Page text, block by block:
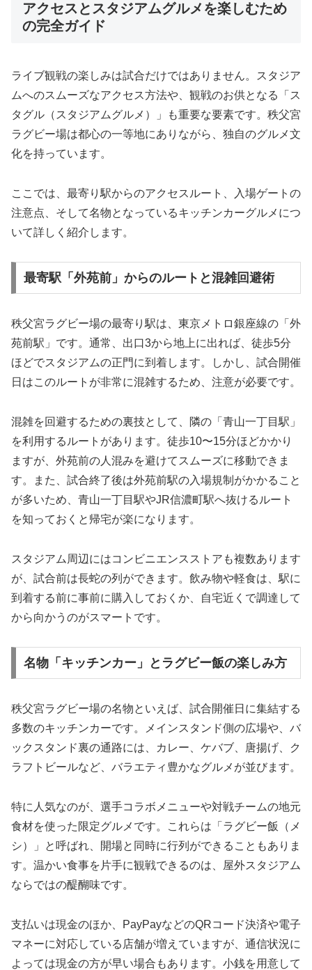
アクセスとスタジアムグルメを楽しむため
の完全ガイド
ライブ観戦の楽しみは試合だけではありません。スタジア
ムへのスムーズなアクセス方法や、観戦のお供となる「ス
タグル（スタジアムグルメ）」も重要な要素です。秩父宮
ラグビー場は都心の一等地にありながら、独自のグルメ文
化を持っています。
ここでは、最寄り駅からのアクセスルート、入場ゲートの
注意点、そして名物となっているキッチンカーグルメにつ
いて詳しく紹介します。
最寄駅「外苑前」からのルートと混雑回避術
秩父宮ラグビー場の最寄り駅は、東京メトロ銀座線の「外
苑前駅」です。通常、出口3から地上に出れば、徒歩5分
ほどでスタジアムの正門に到着します。しかし、試合開催
日はこのルートが非常に混雑するため、注意が必要です。
混雑を回避するための裏技として、隣の「青山一丁目駅」
を利用するルートがあります。徒歩10〜15分ほどかかり
ますが、外苑前の人混みを避けてスムーズに移動できま
す。また、試合終了後は外苑前駅の入場規制がかかること
が多いため、青山一丁目駅やJR信濃町駅へ抜けるルート
を知っておくと帰宅が楽になります。
スタジアム周辺にはコンビニエンスストアも複数あります
が、試合前は長蛇の列ができます。飲み物や軽食は、駅に
到着する前に事前に購入しておくか、自宅近くで調達して
から向かうのがスマートです。
名物「キッチンカー」とラグビー飯の楽しみ方
秩父宮ラグビー場の名物といえば、試合開催日に集結する
多数のキッチンカーです。メインスタンド側の広場や、バ
ックスタンド裏の通路には、カレー、ケバブ、唐揚げ、ク
ラフトビールなど、バラエティ豊かなグルメが並びます。
特に人気なのが、選手コラボメニューや対戦チームの地元
食材を使った限定グルメです。これらは「ラグビー飯（メ
シ）」と呼ばれ、開場と同時に行列ができることもありま
す。温かい食事を片手に観戦できるのは、屋外スタジアム
ならではの醍醐味です。
支払いは現金のほか、PayPayなどのQRコード決済や電子
マネーに対応している店舗が増えていますが、通信状況に
よっては現金の方が早い場合もあります。小銭を用意して